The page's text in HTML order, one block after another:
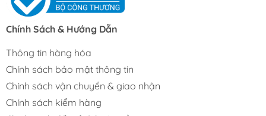
Chính Sách & Hướng Dẫn
Thông tin hàng hóa
Chính sách bảo mật thông tin
Chính sách vận chuyển & giao nhận
Chính sách kiểm hàng